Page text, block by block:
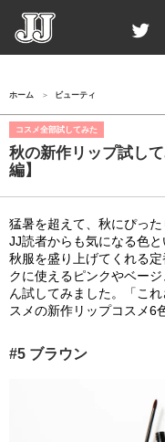
ホーム ビューティ
コスメ全部試してみた
秋の新作リップ試し
編】
猛暑を超えて、秋にぴっ
JJ読者からも気になる色
秋服を盛り上げてくれる
クに使えるピンクやベー
ん試してみました。「こ
スメの新作リップコスメ6
#5 ブラウン